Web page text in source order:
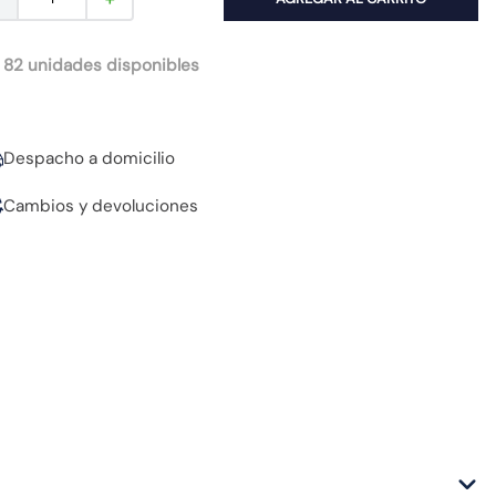
82 unidades disponibles
Despacho a domicilio
Cambios y devoluciones